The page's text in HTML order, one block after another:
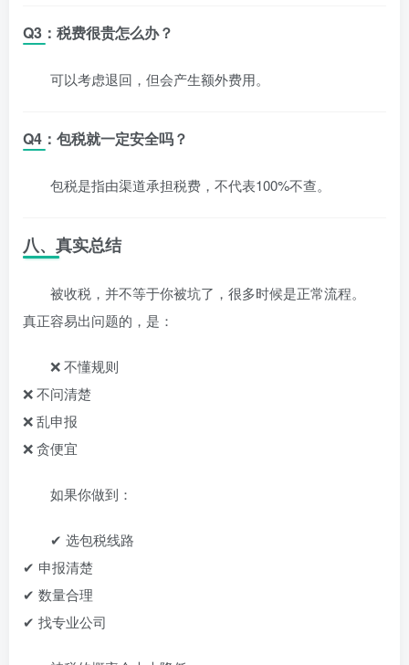
Q3：税费很贵怎么办？
可以考虑退回，但会产生额外费用。
Q4：包税就一定安全吗？
包税是指由渠道承担税费，不代表100%不查。
八、真实总结
被收税，并不等于你被坑了，很多时候是正常流程。
真正容易出问题的，是：
❌ 不懂规则
❌ 不问清楚
❌ 乱申报
❌ 贪便宜
如果你做到：
✔ 选包税线路
✔ 申报清楚
✔ 数量合理
✔ 找专业公司